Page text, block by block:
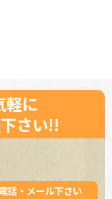
軽に
さい!!
話・メール下さい